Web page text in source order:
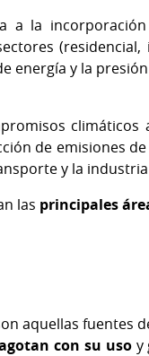
a la
energía y la
de emisiones
y la
las principales
aquellas fuentes
con su usoy